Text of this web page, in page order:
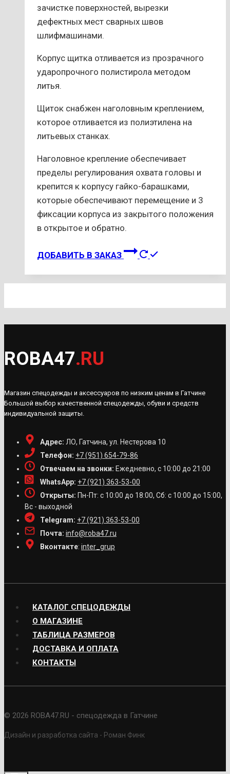
зачистке поверхностей, вырезки
дефектных мест сварных швов
шлифмашинами.
Корпус щитка отливается из прозрачного
ударопрочного полистирола методом
литья.
Щиток снабжен наголовным креплением,
которое отливается из полиэтилена на
литьевых станках.
Наголовное крепление обеспечивает
пределы регулирования охвата головы и
крепится к корпусу гайко-барашками,
которые обеспечивают перемещение и 3
фиксации корпуса из закрытого положения
в открытое и обратно.
ДОБАВИТЬ В ЗАКАЗ
ROBA47.RU
Магазин спецодежды и аксессуаров по низким ценам в Гатчине
Большой выбор качественной спецодежды, обуви и средств
индивидуальной защиты.
Адрес: ЛО, Гатчина, ул. Нестерова 10
Телефон: +7 (951) 654-79-86
Отвечаем на звонки: Ежедневно, с 10:00 до 21:00
WhatsApp: +7 (921) 363-53-00
Открыты: Пн-Пт: с 10:00 до 18:00, Сб: с 10:00 до 15:00,
Вс - выходной
Telegram: +7 (921) 363-53-00
Почта: info@roba47.ru
Вконтакте: inter_grup
КАТАЛОГ СПЕЦОДЕЖДЫ
О МАГАЗИНЕ
ТАБЛИЦА РАЗМЕРОВ
ДОСТАВКА И ОПЛАТА
КОНТАКТЫ
© 2026 ROBA47.RU - спецодежда в Гатчине
Дизайн и разработка сайта - Роман Финк